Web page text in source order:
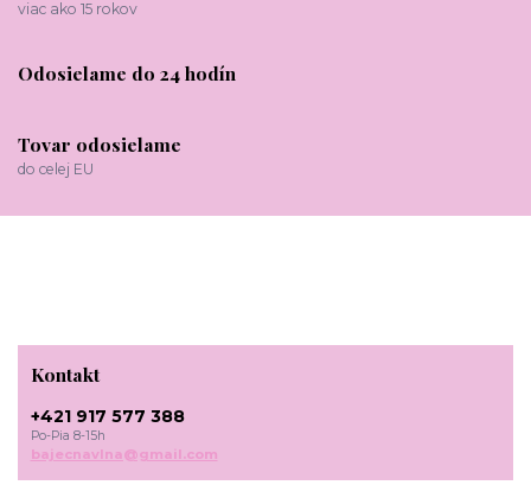
viac ako 15 rokov
Odosielame do 24 hodín
Tovar odosielame
do celej EU
Kontakt
+421 917 577 388
Po-Pia 8-15h
bajecnavlna@gmail.com